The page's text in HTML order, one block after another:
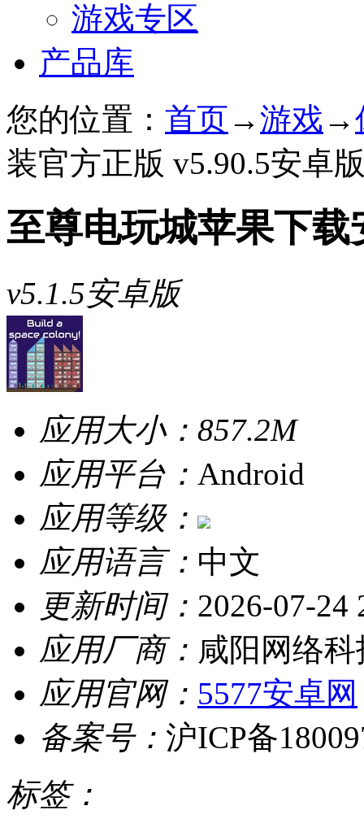
游戏专区
产品库
您的位置： 首页 →游戏 →
装官方正版 v5.90.5安卓
至尊电玩城苹果下载
v5.1.5安卓版
应用大小： 857.2M
应用平台： Android
应用等级：
应用语言： 中文
更新时间： 2026-07-24
应用厂商： 咸阳网络
应用官网： 5577安卓网
备案号： 沪ICP备
标签：